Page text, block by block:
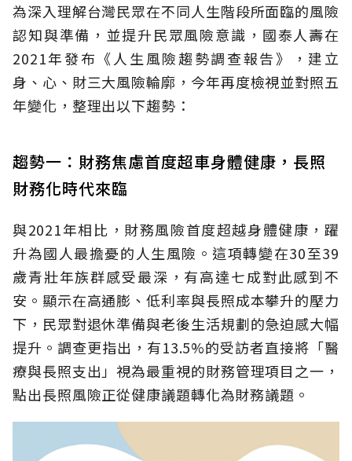
為深入理解台灣民眾在不同人生階段所面臨的風險
認知與準備，並提升民眾風險意識，國泰人壽在
2021年發布《人生風險趨勢調查報告》，建立
身、心、財三大風險輪廓，今年再度檢視並對照五
年變化，整理出以下趨勢：
趨勢一：財務焦慮首度超車身體健康，長照
財務化時代來臨
與2021年相比，財務風險首度超越身體健康，躍
升為國人最擔憂的人生風險。這項轉變在30至39
歲青壯年族群感受最深，有高達七成對此感到不
安。顯示在高通膨、低利率與長照成本攀升的壓力
下，民眾對退休準備與老後生活規劃的急迫感大幅
提升。調查更指出，有13.5%的受訪者直接將「醫
療與長照支出」視為最重視的財務管理項目之一，
點出長照風險正從健康議題轉化為財務議題。